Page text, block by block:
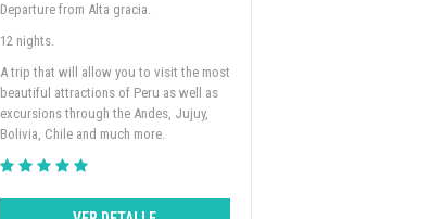
Departure from Alta gracia.
12 nights.
A trip that will allow you to visit the most
beautiful attractions of Peru as well as
excursions through the Andes, Jujuy,
Bolivia, Chile and much more.